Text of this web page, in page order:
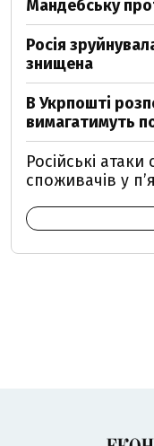
Мандебську
Росія
знищена
В Укрпошті
вимагатимуть
Російські
споживачів у